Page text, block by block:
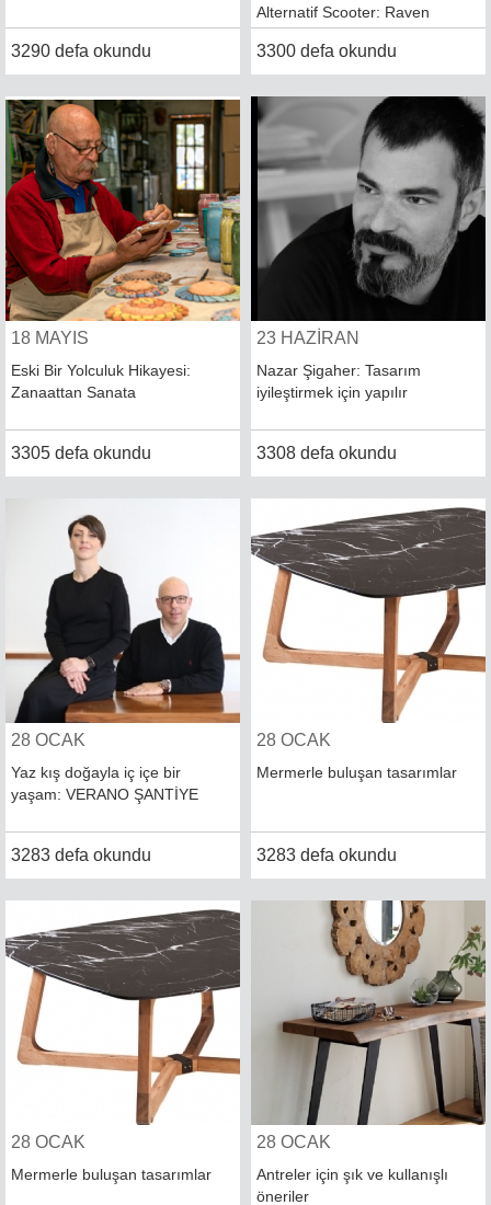
3290 defa okundu
Alternatif Scooter: Raven
3300 defa okundu
18 MAYIS
Eski Bir Yolculuk Hikayesi:
Zanaattan Sanata
3305 defa okundu
23 HAZİRAN
Nazar Şigaher: Tasarım
iyileştirmek için yapılır
3308 defa okundu
28 OCAK
Yaz kış doğayla iç içe bir
yaşam: VERANO ŞANTİYE
3283 defa okundu
28 OCAK
Mermerle buluşan tasarımlar
3283 defa okundu
28 OCAK
Mermerle buluşan tasarımlar
28 OCAK
Antreler için şık ve kullanışlı
öneriler